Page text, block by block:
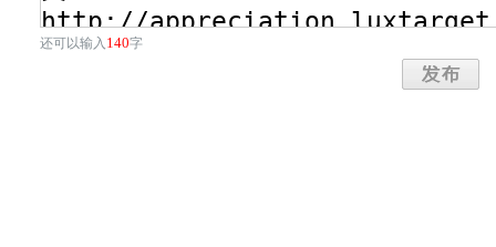
还可以输入 140字